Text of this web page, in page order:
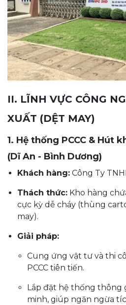
II. LĨNH VỰC CÔNG
XUẤT (DỆT MAY)
1. Hệ thống PCCC & Hút
(Dĩ An - Bình Dương)
Khách hàng: Công Ty
Thách thức: Kho hàng
cực kỳ dễ cháy (thùng
may).
Giải pháp:
Cung ứng vật tư và thi
PCCC tiên tiến.
Lắp đặt hệ thống thông
minh, giúp ngăn ngừa